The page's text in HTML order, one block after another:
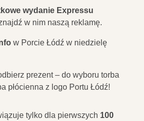
wydanie Expressu
w nim naszą reklamę.
w Porcie Łódź w niedzielę
prezent – do wyboru torba
płócienna z logo Portu Łódź!
tylko dla pierwszych 100